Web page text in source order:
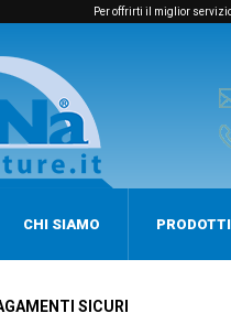
Per offrirti il miglior
CHI SIAMO PRODOTTI
SICURI